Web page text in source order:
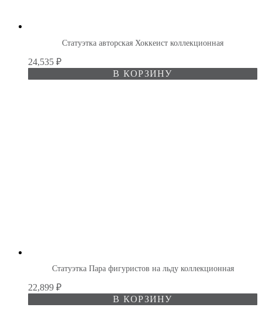
Статуэтка авторская Хоккеист коллекционная
24,535 ₽
В КОРЗИНУ
Статуэтка Пара фигуристов на льду коллекционная
22,899 ₽
В КОРЗИНУ